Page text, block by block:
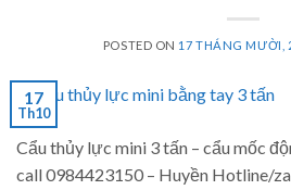
POSTED ON 17 THÁNG MƯỜI,
17
Th10
Cẩu thủy lực mini 3 tấn – cẩu mốc
call 0984423150 – Huyền Hotline/